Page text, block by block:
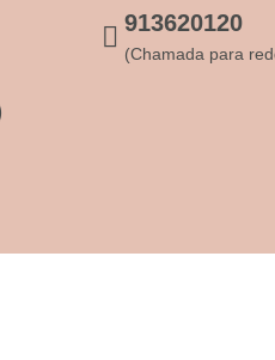
913620120
(Chamada para